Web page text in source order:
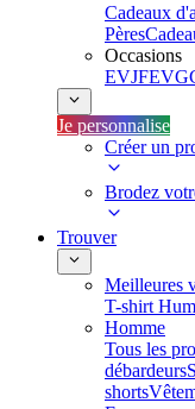
Cadeaux
Pères
Occasions
EVJFEVG
Je personnalise
Créer un
Brodez
Trouver
Meilleures
T-shirt
Homme
Tous les
débardeurs
shorts